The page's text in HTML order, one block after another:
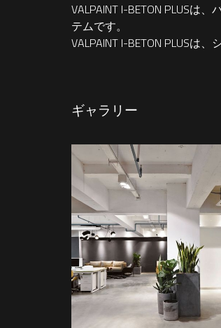
VALPAINT I-BETON PLUSは
テムです。
VALPAINT I-BETON PLUSは
ギャラリー